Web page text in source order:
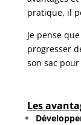
pratique, il
Je pense
progresser
son sac
Les